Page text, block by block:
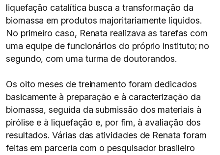
liquefação catalítica busca a transformação da
biomassa em produtos majoritariamente líquidos.
No primeiro caso, Renata realizava as tarefas com
uma equipe de funcionários do próprio instituto; no
segundo, com uma turma de doutorandos.
Os oito meses de treinamento foram dedicados
basicamente à preparação e à caracterização da
biomassa, seguida da submissão dos materiais à
pirólise e à liquefação e, por fim, à avaliação dos
resultados. Várias das atividades de Renata foram
feitas em parceria com o pesquisador brasileiro